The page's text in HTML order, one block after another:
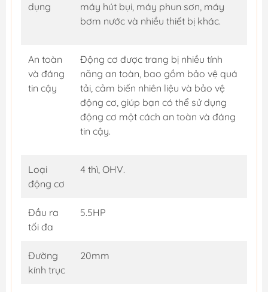
dụng
máy hút bụi, máy phun sơn, máy
bơm nước và nhiều thiết bị khác.
An toàn
và đáng
tin cậy
Động cơ được trang bị nhiều tính
năng an toàn, bao gồm bảo vệ quá
tải, cảm biến nhiên liệu và bảo vệ
động cơ, giúp bạn có thể sử dụng
động cơ một cách an toàn và đáng
tin cậy.
Loại
động cơ
4 thì, OHV.
Đầu ra
tối đa
5.5HP
Đường
kính trục
20mm